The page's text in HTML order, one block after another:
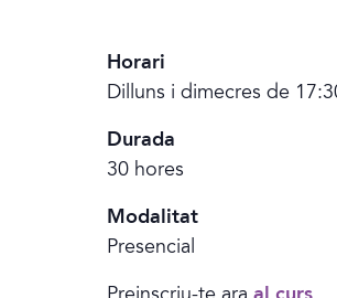
Horari
Dilluns i dimecres de
Durada
30 hores
Modalitat
Presencial
Preinscriu-te ara al curs